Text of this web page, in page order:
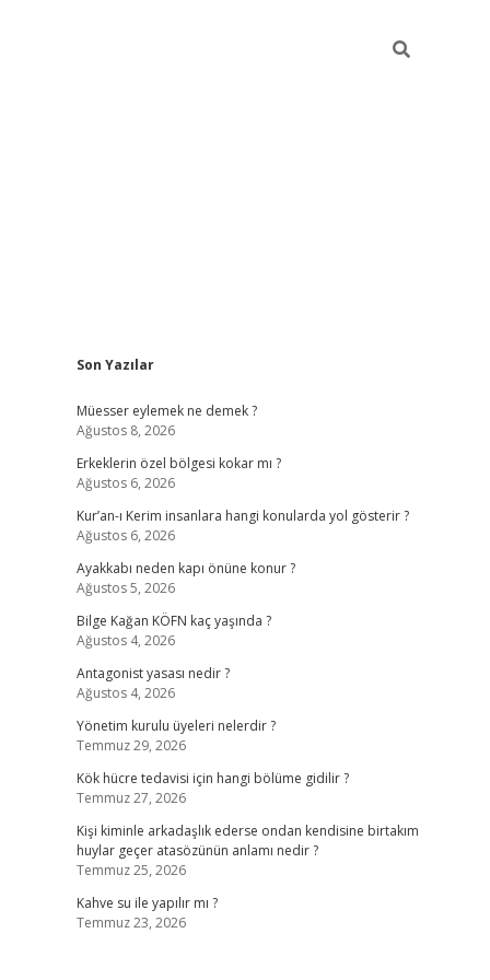
Sidebar
Son Yazılar
Müesser eylemek ne demek ?
Ağustos 8, 2026
Erkeklerin özel bölgesi kokar mı ?
Ağustos 6, 2026
Kur’an-ı Kerim insanlara hangi konularda yol gösterir ?
Ağustos 6, 2026
Ayakkabı neden kapı önüne konur ?
Ağustos 5, 2026
Bilge Kağan KÖFN kaç yaşında ?
Ağustos 4, 2026
Antagonist yasası nedir ?
Ağustos 4, 2026
Yönetim kurulu üyeleri nelerdir ?
Temmuz 29, 2026
Kök hücre tedavisi için hangi bölüme gidilir ?
Temmuz 27, 2026
Kişi kiminle arkadaşlık ederse ondan kendisine birtakım
huylar geçer atasözünün anlamı nedir ?
Temmuz 25, 2026
Kahve su ile yapılır mı ?
Temmuz 23, 2026